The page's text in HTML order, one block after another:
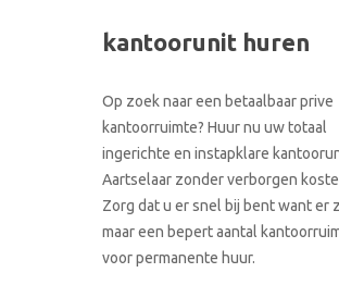
kantoorunit huren
Op zoek naar een betaalbaar prive
kantoorruimte? Huur nu uw totaal
ingerichte en instapklare
Aartselaar zonder verborgen
Zorg dat u er snel bij bent want er
maar een bepert aantal
voor permanente huur.